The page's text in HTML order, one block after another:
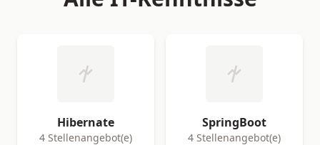
Hibernate
4 Stellenangebot(e)
SpringBoot
4 Stellenangebot(e)